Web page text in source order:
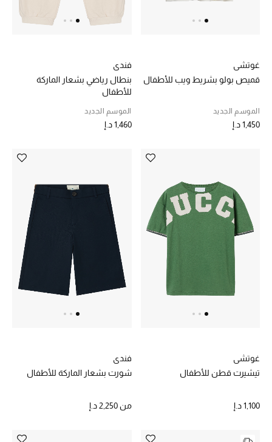
غوتشي
قميص بولو بشريط ويب للأطفال
الموسم الجديد
1,450 د.إ
فندي
بنطال رياضي بشعار الماركة
للأطفال
الموسم الجديد
1,460 د.إ
غوتشي
تيشيرت قطن للأطفال
1,100 د.إ
فندي
شورت بشعار الماركة للأطفال
من 2,250 د.إ